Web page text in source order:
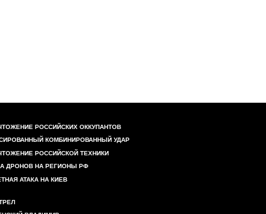
РОССИЙСКИХ ОККУПАНТОВ
КОМБИНИРОВАННЫЙ УДАР
РОССИЙСКОЙ ТЕХНИКИ
ДРОНОВ НА РЕГИОНЫ РФ
АТАКА НА КИЕВ